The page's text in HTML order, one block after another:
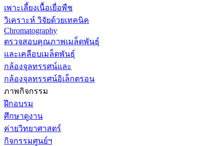
เพาะเลี้ยงเนื้อเยื่อพืช
วิเคราะห์ วิจัยด้วยเทคนิค
Chromatography
ตรวจสอบคุณภาพเมล็ดพันธุ์
และเคลือบเมล็ดพันธุ์
กล้องจุลทรรศน์และ
กล้องจุลทรรศน์อิเล็กตรอน
ภาพกิจกรรม
ฝึกอบรม
ศึกษาดูงาน
ค่ายวิทยาศาสตร์
กิจกรรมศูนย์ฯ